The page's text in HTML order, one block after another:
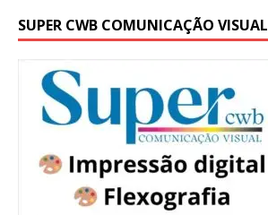
SUPER CWB COMUNICAÇÃO VISUAL